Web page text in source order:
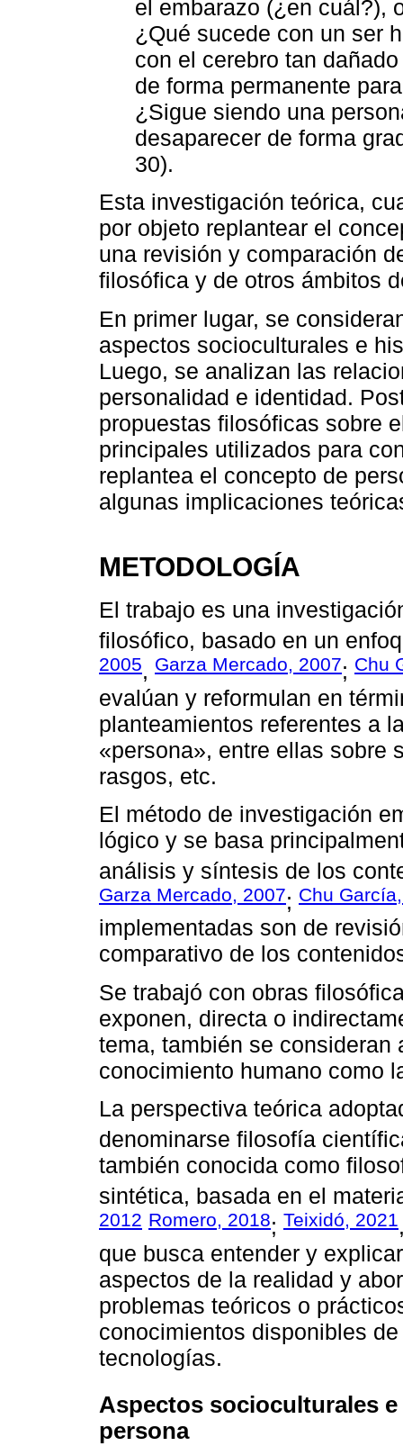
el embarazo (¿en cuál?),
¿Qué sucede con un ser
con el cerebro tan
de forma permanente
¿Sigue siendo una
desaparecer de forma
30).
Esta investigación teórica,
por objeto replantear el
una revisión y comparación
filosófica y de otros ámbitos
En primer lugar, se
aspectos socioculturales e
Luego, se analizan las
personalidad e identidad.
propuestas filosóficas sobre
principales utilizados para
replantea el concepto de
algunas implicaciones
METODOLOGÍA
El trabajo es una
filosófico, basado en un
2005, Garza Mercado, 2007; Chu
evalúan y reformulan en
planteamientos referentes a
«persona», entre ellas sobre
rasgos, etc.
El método de investigación
lógico y se basa
análisis y síntesis de los
Garza Mercado, 2007; Chu
implementadas son de
comparativo de los
Se trabajó con obras
exponen, directa o
tema, también se consideran
conocimiento humano como
La perspectiva teórica
denominarse filosofía
también conocida como
sintética, basada en el
2012 Romero, 2018; Teixidó, 2021
que busca entender y
aspectos de la realidad y
problemas teóricos o
conocimientos disponibles
tecnologías.
Aspectos socioculturales
persona